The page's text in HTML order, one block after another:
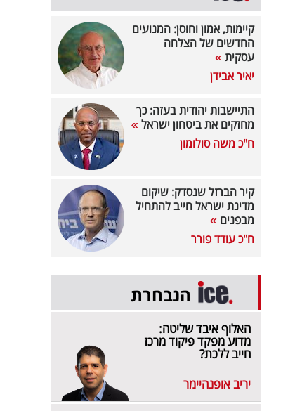
קיימות, אמון וחוסן: המנועים
החדשים של הצלחה
עסקית
יאיר אבידן
התיישבות יהודית בעזה: כך
מחזקים את ביטחון ישראל
ח"כ משה סולומון
קיר הברזל שנסדק: שיקום
מדינת ישראל חייב להתחיל
מבפנים
ח"כ עודד פורר
הנבחרת
האלוף איבד שליטה:
מדוע מפקד פיקוד מרכז
חייב ללכת?
יריב אופנהיימר